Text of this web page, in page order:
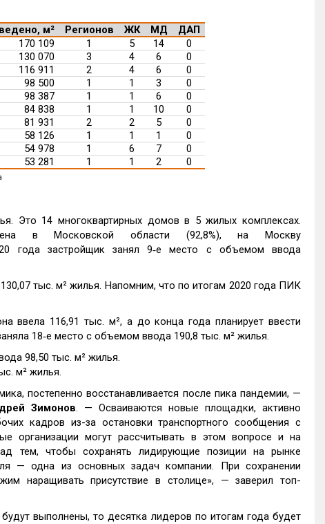
м² Регионов ЖК МД
ДАП
170 109 1 5 14
0
130 070 3 4 6
0
116 911 2 4 6
0
98 500 1 1 3
0
98 387 1 1 6
0
84 838 1 1 10
0
81 931 2 2 5
0
58 126 1 1 1
0
54 978 1 6 7
0
53 281 1 1 2 0
Это 14 многоквартирных домов в 5 жилых комплексах.
в Московской области (92,8%), на Москву
года застройщик занял 9‑е место с объемом ввода
тыс. м² жилья. Напомним, что по итогам 2020 года ПИК
ввела 116,91 тыс. м², а до конца года планирует ввести
18‑е место с объемом ввода 190,8 тыс. м² жилья.
98,50 тыс. м² жилья.
м² жилья.
постепенно восстанавливается после пика пандемии, —
Зимонов. — Осваиваются новые площадки, активно
кадров из-за остановки транспортного сообщения с
организации могут рассчитывать в этом вопросе и на
тем, чтобы сохранять лидирующие позиции на рынке
— одна из основных задач компании. При сохранении
наращивать присутствие в столице», — заверил топ-
выполнены, то десятка лидеров по итогам года будет